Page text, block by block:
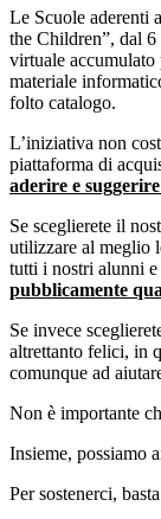
Le Scuole aderenti
the Children”, dal
virtuale accumulato
materiale
folto catalogo.
L’iniziativa non
piattaforma di
aderire e
Se sceglierete il
utilizzare al meglio
tutti i nostri alunni e
pubblicamente
Se invece
altrettanto felici, in
comunque ad
Non è importante
Insieme, possiamo
Per sostenerci,